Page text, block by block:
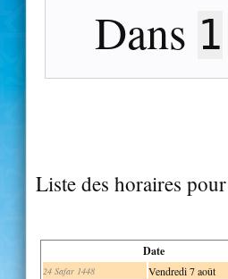
Dans 1
Liste des horaires
Date
24 Safar 1448 Vendredi 7 août